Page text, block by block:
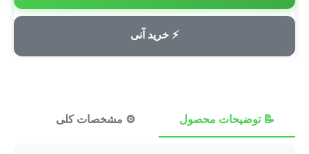
⚡ خرید آنی
💳 پرداخت امن
📝 توضیحات محصول ⚙️ مشخصات کلی